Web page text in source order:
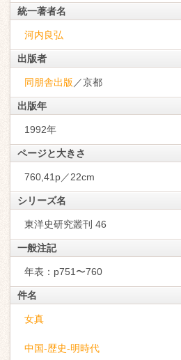
統一著者名
河内良弘
出版者
同朋舎出版 ／京都
出版年
1992年
ページと大きさ
760,41p／22cm
シリーズ名
東洋史研究叢刊 46
一般注記
年表：p751〜760
件名
女真
中国-歴史-明時代